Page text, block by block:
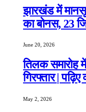
झारखंड में
का बोनस, 23
June 20, 2026
तिलक समारोह
गिरफ्तार |
May 2, 2026